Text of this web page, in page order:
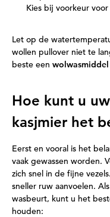
Kies bij voorkeur
Let op de
wollen pullover niet te
beste een wolwasmiddel
Hoe kunt u
kasjmier het
Eerst en vooral is het
vaak gewassen worden.
zich snel in de fijne
sneller ruw aanvoelen.
wasbeurt, kunt u het
houden: